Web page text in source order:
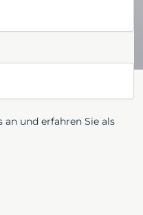
und erfahren Sie als